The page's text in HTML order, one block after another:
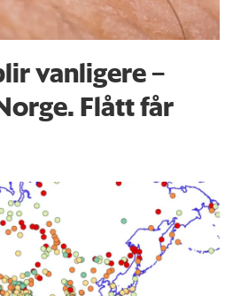
vanligere –
Flått får